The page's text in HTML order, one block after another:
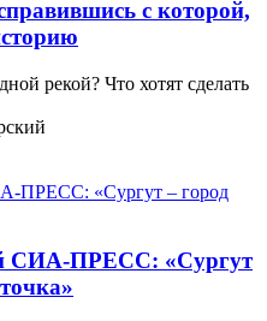
с которой,
рекой? Что хотят сделать
СИА-ПРЕСС: «Сургут